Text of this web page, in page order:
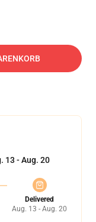
13 - Aug. 20
Delivered
Aug. 13 - Aug. 20